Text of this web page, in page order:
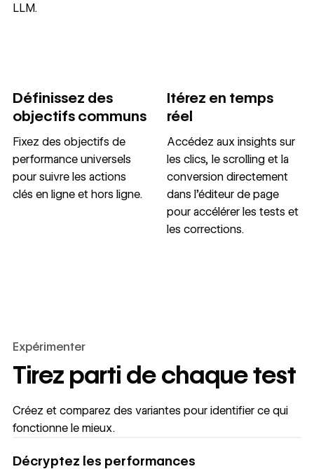
LLM.
Définissez des
objectifs communs
Fixez des objectifs de
performance universels
pour suivre les actions
clés en ligne et hors ligne.
Itérez en temps
réel
Accédez aux insights sur
les clics, le scrolling et la
conversion directement
dans l’éditeur de page
pour accélérer les tests et
les corrections.
Expérimenter
Tirez parti de chaque test
Créez et comparez des variantes pour identifier ce qui
fonctionne le mieux.
Décryptez les performances